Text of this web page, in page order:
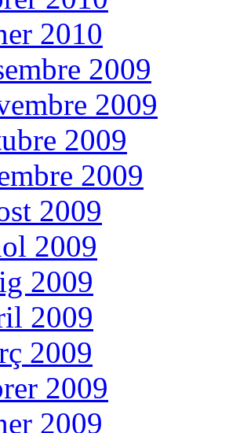
2010
2009
2009
2009
2009
2009
2009
2009
2009
2009
2009
2009